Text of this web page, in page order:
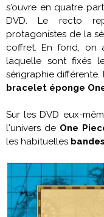
s'ouvre en quatre
DVD. Le recto
protagonistes de la
coffret. En fond, on
laquelle sont fixés
sérigraphie différente.
bracelet éponge
Sur les DVD eux-
l'univers de One
les habituelles